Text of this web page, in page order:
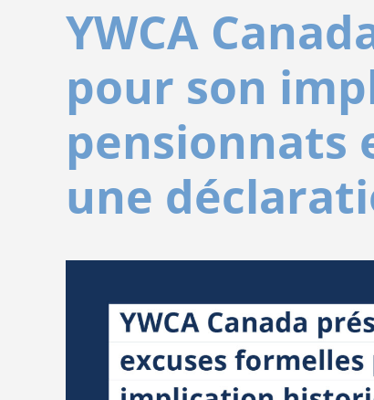
YWCA
pour son
pensionnats
une